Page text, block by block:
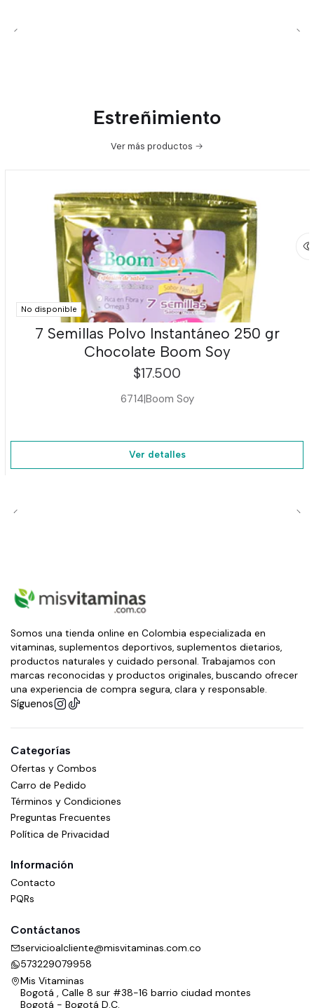
Estreñimiento
Ver más productos
No disponible
7 Semillas Polvo Instantáneo 250 gr
Chocolate Boom Soy
$17.500
6714|Boom Soy
Ver detalles
Somos una tienda online en Colombia especializada en
vitaminas, suplementos deportivos, suplementos dietarios,
productos naturales y cuidado personal. Trabajamos con
marcas reconocidas y productos originales, buscando ofrecer
una experiencia de compra segura, clara y responsable.
Síguenos
Categorías
Ofertas y Combos
Carro de Pedido
Términos y Condiciones
Preguntas Frecuentes
Política de Privacidad
Información
Contacto
PQRs
Contáctanos
servicioalcliente@misvitaminas.com.co
573229079958
Mis Vitaminas
Bogotá , Calle 8 sur #38-16 barrio ciudad montes
Bogotá - Bogotá D.C.